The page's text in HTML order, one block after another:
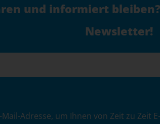
und informiert
Newsletter!
Adresse, um Ihnen von Zeit zu Zeit